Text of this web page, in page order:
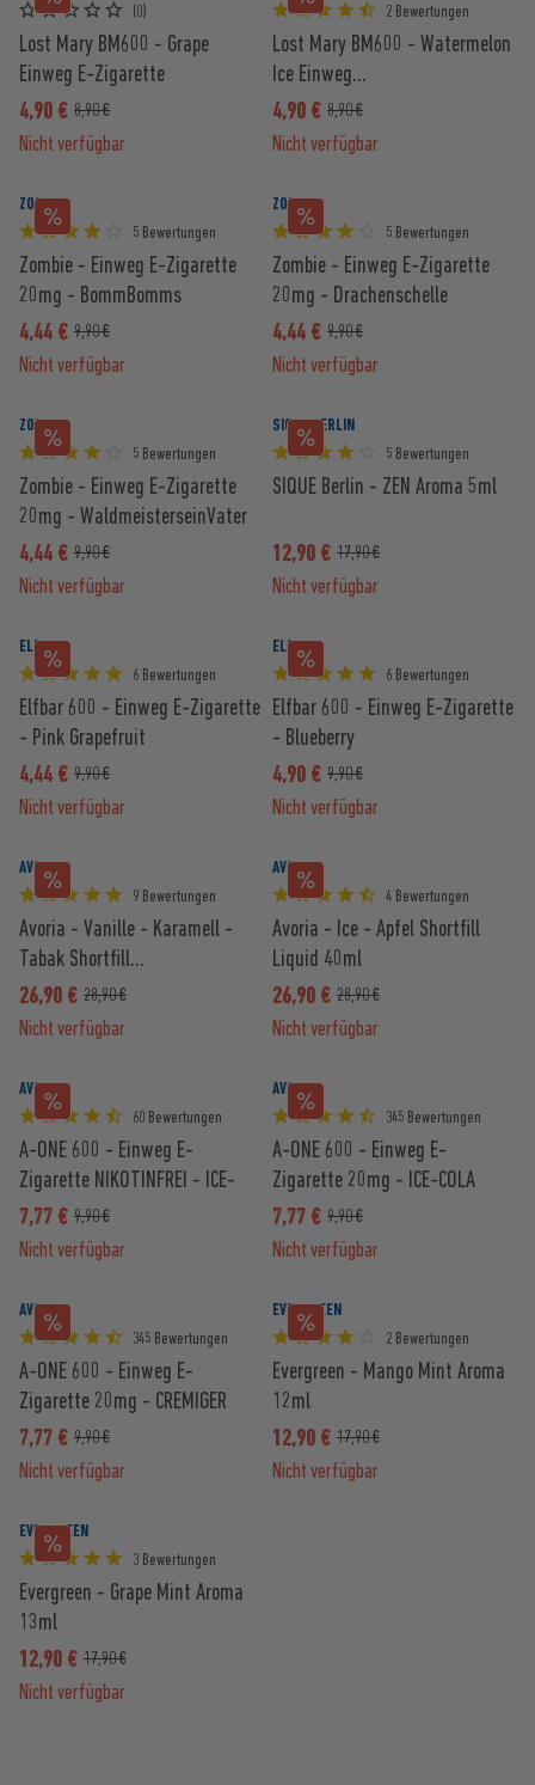
(0)
Lost Mary BM600 - Grape
Einweg E-Zigarette
4,90 € 8,90 €
Nicht verfügbar
2 Bewertungen
Lost Mary BM600 - Watermelon
Ice Einweg...
4,90 € 8,90 €
Nicht verfügbar
ZOMBIE
5 Bewertungen
Zombie - Einweg E-Zigarette
20mg - BommBomms
4,44 € 9,90 €
Nicht verfügbar
ZOMBIE
5 Bewertungen
Zombie - Einweg E-Zigarette
20mg - Drachenschelle
4,44 € 9,90 €
Nicht verfügbar
ZOMBIE
5 Bewertungen
Zombie - Einweg E-Zigarette
20mg - WaldmeisterseinVater
4,44 € 9,90 €
Nicht verfügbar
SIQUE BERLIN
5 Bewertungen
SIQUE Berlin - ZEN Aroma 5ml
12,90 € 17,90 €
Nicht verfügbar
ELFBAR
6 Bewertungen
Elfbar 600 - Einweg E-Zigarette
- Pink Grapefruit
4,44 € 9,90 €
Nicht verfügbar
ELFBAR
6 Bewertungen
Elfbar 600 - Einweg E-Zigarette
- Blueberry
4,90 € 9,90 €
Nicht verfügbar
AVORIA
9 Bewertungen
Avoria - Vanille - Karamell -
Tabak Shortfill...
26,90 € 28,90 €
Nicht verfügbar
AVORIA
4 Bewertungen
Avoria - Ice - Apfel Shortfill
Liquid 40ml
26,90 € 28,90 €
Nicht verfügbar
AVORIA
60 Bewertungen
A-ONE 600 - Einweg E-
Zigarette NIKOTINFREI - ICE-
BEERENMIX
7,77 € 9,90 €
Nicht verfügbar
AVORIA
345 Bewertungen
A-ONE 600 - Einweg E-
Zigarette 20mg - ICE-COLA
7,77 € 9,90 €
Nicht verfügbar
AVORIA
345 Bewertungen
A-ONE 600 - Einweg E-
Zigarette 20mg - CREMIGER
TABAK
7,77 € 9,90 €
Nicht verfügbar
EVERGREEN
2 Bewertungen
Evergreen - Mango Mint Aroma
12ml
12,90 € 17,90 €
Nicht verfügbar
EVERGREEN
3 Bewertungen
Evergreen - Grape Mint Aroma
13ml
12,90 € 17,90 €
Nicht verfügbar